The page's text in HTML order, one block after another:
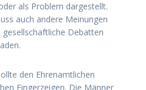
als Problem dargestellt.
auch andere Meinungen
Debatten
den Ehrenamtlichen
Fingerzeigen. Die Männer